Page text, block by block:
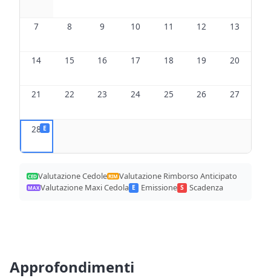
7 8 9 10 11 12 13
14 15 16 17 18 19 20
21 22 23 24 25 26 27
28 E
CEDValutazione CedoleRIM Valutazione Rimborso Anticipato
MAXValutazione Maxi Cedola E Emissione S Scadenza
Approfondimenti